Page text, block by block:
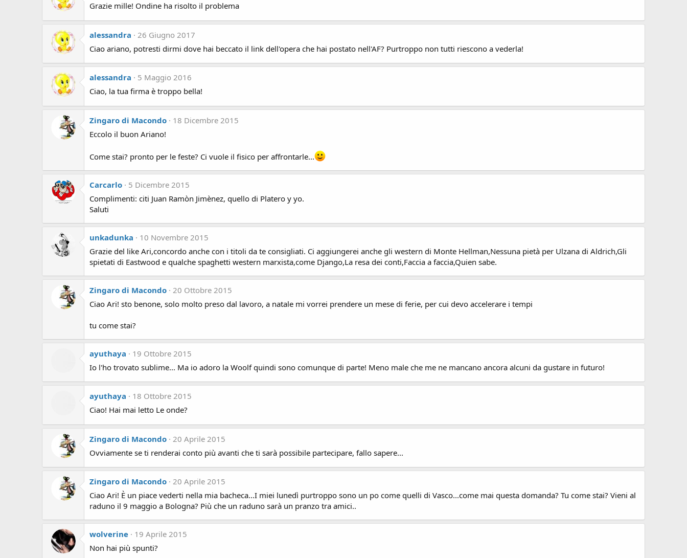
Grazie mille! Ondine ha risolto il problema
alessandra
26 Giugno 2017
Ciao ariano, potresti dirmi dove hai beccato il link dell'opera che hai postato nell'AF? Purtroppo non tutti riescono a vederla!
alessandra
5 Maggio 2016
Ciao, la tua firma è troppo bella!
Zingaro di Macondo
18 Dicembre 2015
Eccolo il buon Ariano!
Come stai? pronto per le feste? Ci vuole il fisico per affrontarle...
Carcarlo
5 Dicembre 2015
Complimenti: citi Juan Ramòn Jimènez, quello di Platero y yo.
Saluti
unkadunka
10 Novembre 2015
Grazie del like Ari,concordo anche con i titoli da te consigliati. Ci aggiungerei anche gli western di Monte Hellman,Nessuna pietà per Ulzana di Aldrich,Gli
spietati di Eastwood e qualche spaghetti western marxista,come Django,La resa dei conti,Faccia a faccia,Quien sabe.
Zingaro di Macondo
20 Ottobre 2015
Ciao Ari! sto benone, solo molto preso dal lavoro, a natale mi vorrei prendere un mese di ferie, per cui devo accelerare i tempi
tu come stai?
ayuthaya
19 Ottobre 2015
Io l'ho trovato sublime... Ma io adoro la Woolf quindi sono comunque di parte! Meno male che me ne mancano ancora alcuni da gustare in futuro!
ayuthaya
18 Ottobre 2015
Ciao! Hai mai letto Le onde?
Zingaro di Macondo
20 Aprile 2015
Ovviamente se ti renderai conto più avanti che ti sarà possibile partecipare, fallo sapere...
Zingaro di Macondo 20 Aprile 2015
Ciao Ari! È un piace vederti nella mia bacheca...I miei lunedì purtroppo sono un po come quelli di Vasco...come mai questa domanda? Tu come stai? Vieni al
raduno il 9 maggio a Bologna? Più che un raduno sarà un pranzo tra amici..
wolverine
19 Aprile 2015
Non hai più spunti?